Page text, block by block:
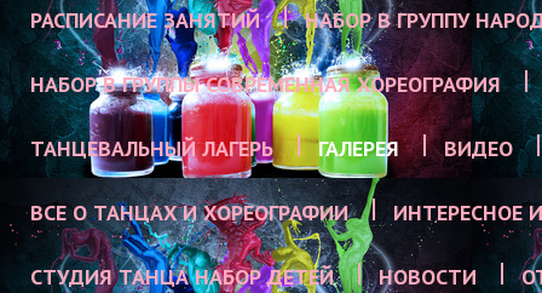
РАСПИСАНИЕ ЗАНЯТИЙ НАБОР В ГРУППУ
НАБОР В ГРУППЫ СОВРЕМЕННАЯ ХОРЕОГРАФИЯ
ТАНЦЕВАЛЬНЫЙ ЛАГЕРЬ ГАЛЕРЕЯ ВИДЕО
ВСЕ О ТАНЦАХ И ХОРЕОГРАФИИ ИНТЕРЕСНОЕ
СТУДИЯ ТАНЦА НАБОР ДЕТЕЙ НОВОСТИ